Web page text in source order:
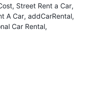
Street Rent a Car
A Car addCarRental
Car Rental